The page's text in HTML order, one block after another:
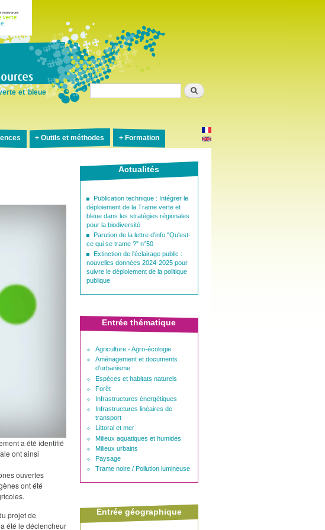
et bleue
Outils et méthodes Formation
a été identifié
ont ainsi
ouvertes
ont été
projet de
été le déclencheur
Actualités
Publication technique : Intégrer le
déploiement de la Trame verte et
bleue dans les stratégies régionales
pour la biodiversité
Parution de la lettre d'info "Qu'est-
ce qui se trame ?" n°50
Extinction de l'éclairage public :
nouvelles données 2024-2025 pour
suivre le déploiement de la politique
publique
Entrée thématique
Agriculture - Agro-écologie
Aménagement et documents
d'urbanisme
Espèces et habitats naturels
Forêt
Infrastructures énergétiques
Infrastructures linéaires de
transport
Littoral et mer
Milieux aquatiques et humides
Milieux urbains
Paysage
Trame noire / Pollution lumineuse
Entrée géographique